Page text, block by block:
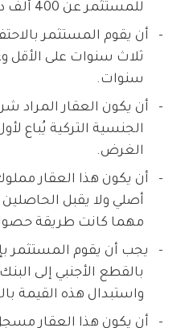
للمستثمر عن 400 ألف دولار أمريكي.
أن يقوم المستثمر
ثلاث سنوات على الأقل
سنوات.
أن يكون العقار المراد
الجنسية التركية يُباع
الغرض.
أن يكون هذا العقار
أصلي ولا يقبل
مهما كانت طريقة
يجب أن يقوم المستثمر
بالقطع الأجنبي إلى
واستبدال هذه القيمة
أن يكون هذا العقار